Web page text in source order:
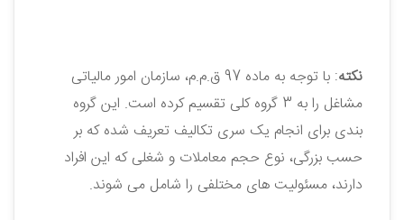
نکته
: با توجه به ماده 97 ق.م.م، سازمان امور مالیاتی
مشاغل را به 3 گروه کلی تقسیم کرده است. این گروه
بندی برای انجام یک سری تکالیف تعریف شده که بر
حسب بزرگی، نوع حجم معاملات و شغلی که این افراد
دارند، مسئولیت های مختلفی را شامل می ‌شوند.